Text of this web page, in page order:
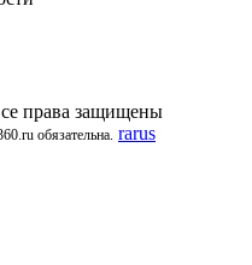
права защищены
обязательна. rarus